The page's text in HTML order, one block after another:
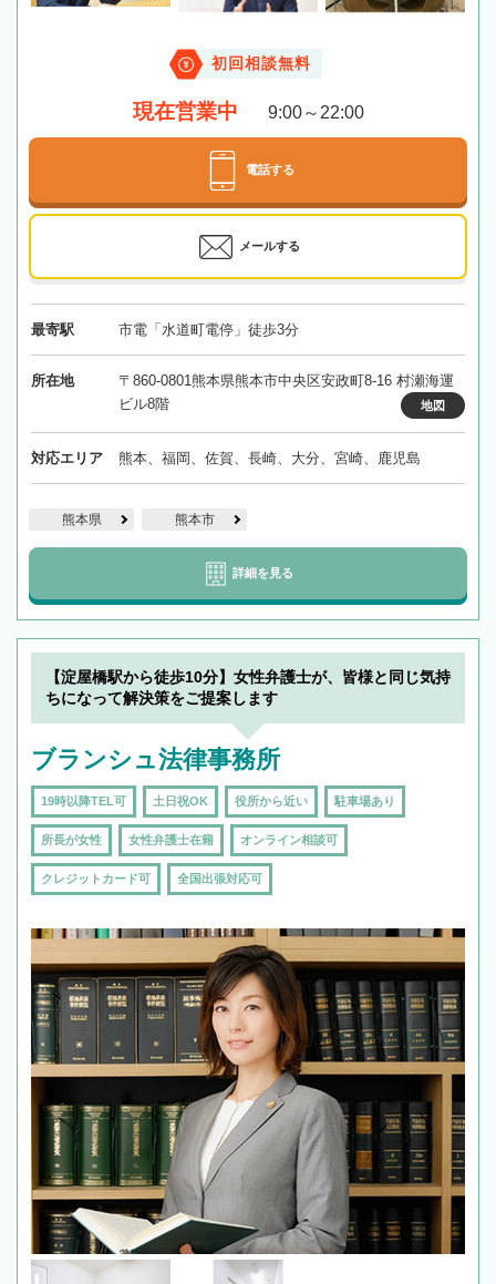
初回相談無料
現在営業中 9:00～22:00
電話する
メールする
最寄駅 市電「水道町電停」徒歩3分
所在地
〒860-0801熊本県熊本市中央区安政町8-16 村瀬海運
ビル8階
地図
対応エリア 熊本、福岡、佐賀、長崎、大分、宮崎、鹿児島
熊本県 熊本市
詳細を見る
【淀屋橋駅から徒歩10分】女性弁護士が、皆様と同じ気持
ちになって解決策をご提案します
ブランシュ法律事務所
19時以降TEL可 土日祝OK 役所から近い 駐車場あり
所長が女性 女性弁護士在籍 オンライン相談可
クレジットカード可 全国出張対応可